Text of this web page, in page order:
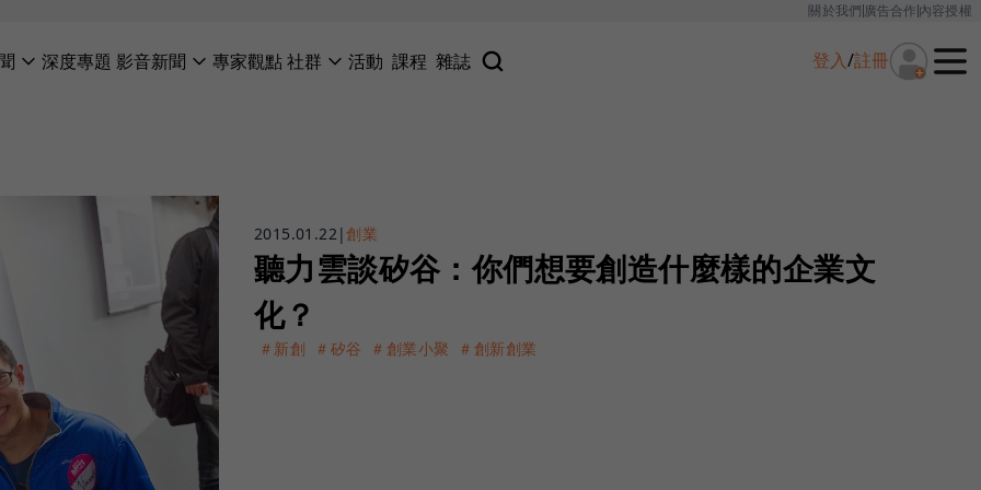
關於我們廣告合作內容授權
深度專題 影音新聞 專家觀點社群 活動 課程 雜誌 登入/註冊
2015.01.22|創業
聽力雲談矽谷：你們想要創造什麼樣的企業文
化？
＃新創 ＃矽谷 ＃創業小聚 ＃創新創業